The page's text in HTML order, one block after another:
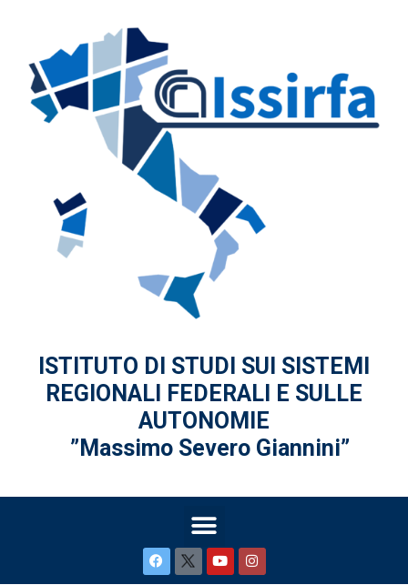
ISTITUTO DI STUDI SUI SISTEMI
REGIONALI FEDERALI
E SULLE
AUTONOMIE
”Massimo Severo Giannini”